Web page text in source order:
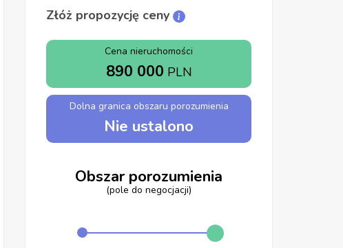
Złóż propozycję ceny
Cena nieruchomości
890 000 PLN
Dolna granica obszaru porozumienia
Nie ustalono
Obszar porozumienia
(pole do negocjacji)